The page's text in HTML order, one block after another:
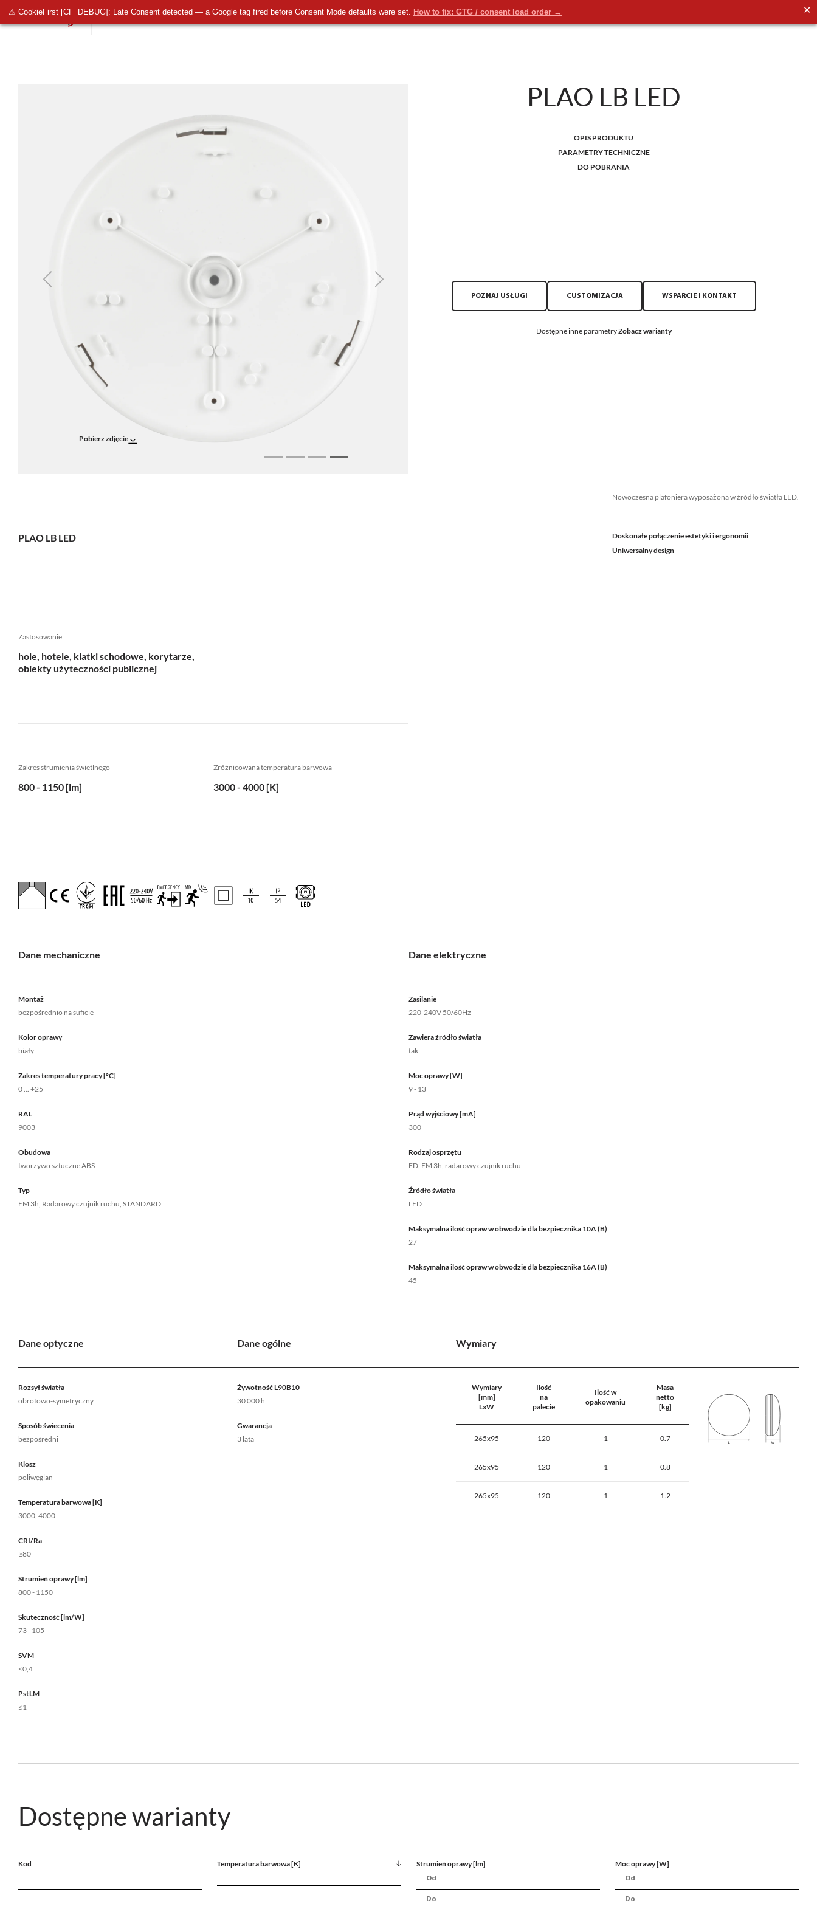
⚠ CookieFirst [CF_DEBUG]: Late Consent detected — a Google tag fired before Consent Mode defaults were set. How to fix: GTG / consent load order → ✕
OŚWIETLENIE KOMERCYJNE
Previous Next
Pobierz zdjęcie
PLAO LB LED
OPIS PRODUKTU
PARAMETRY TECHNICZNE
DO POBRANIA
POZNAJ USŁUGI CUSTOMIZACJA WSPARCIE I KONTAKT
Dostępne inne parametryZobacz warianty
PLAO LB LED
Nowoczesna plafoniera wyposażona w źródło światła LED.
Doskonałe połączenie estetyki i ergonomii
Uniwersalny design
Zastosowanie
hole, hotele, klatki schodowe, korytarze,
obiekty użyteczności publicznej
Zakres strumienia świetlnego
800 - 1150 [lm]
Zróżnicowana temperatura barwowa
3000 - 4000 [K]
Dane mechaniczne
Montaż
bezpośrednio na suficie
Kolor oprawy
biały
Zakres temperatury pracy [°C]
0 ... +25
RAL
9003
Obudowa
tworzywo sztuczne ABS
Typ
EM 3h, Radarowy czujnik ruchu, STANDARD
Dane elektryczne
Zasilanie
220-240V 50/60Hz
Zawiera źródło światła
tak
Moc oprawy [W]
9 - 13
Prąd wyjściowy [mA]
300
Rodzaj osprzętu
ED, EM 3h, radarowy czujnik ruchu
Źródło światła
LED
Maksymalna ilość opraw w obwodzie dla bezpiecznika 10A (B)
27
Maksymalna ilość opraw w obwodzie dla bezpiecznika 16A (B)
45
Dane optyczne
Rozsył światła
obrotowo-symetryczny
Sposób świecenia
bezpośredni
Klosz
poliwęglan
Temperatura barwowa [K]
3000, 4000
CRI/Ra
≥80
Strumień oprawy [lm]
800 - 1150
Skuteczność [lm/W]
73 - 105
SVM
≤0,4
PstLM
≤1
Dane ogólne
Żywotność L90B10
30 000 h
Gwarancja
3 lata
Wymiary
Wymiary
[mm]
LxW
Ilość
na
palecie
Ilość w
opakowaniu
Masa
netto
[kg]
265x95 120 1 0.7
265x95 120 1 0.8
265x95 120 1 1.2
Dostępne warianty
Kod Temperatura barwowa [K] Strumień oprawy [lm] Moc oprawy [W]